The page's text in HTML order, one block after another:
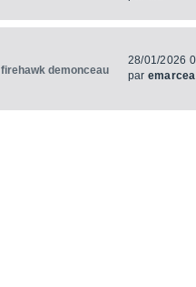
firehawk demonceau
28/01/2026
par